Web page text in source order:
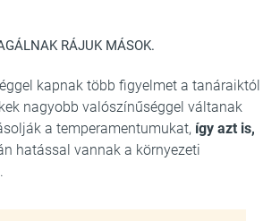
RÁJUK MÁSOK.
kapnak több figyelmet a tanáraiktól
nagyobb valószínűséggel váltanak
a temperamentumukat, így azt is,
hatással vannak a környezeti